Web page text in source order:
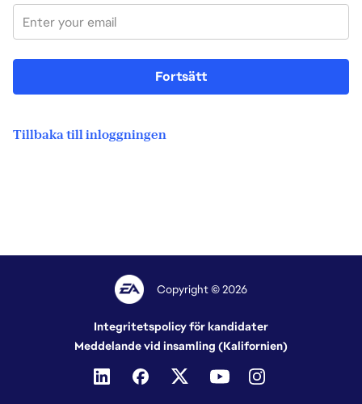
Fortsätt
Tillbaka till inloggningen
Copyright © 2026
Integritetspolicy för kandidater
Meddelande vid insamling (Kalifornien)